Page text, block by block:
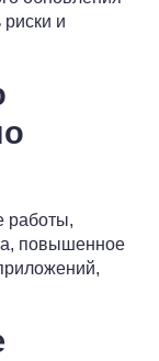
риски и
работы,
повышенное